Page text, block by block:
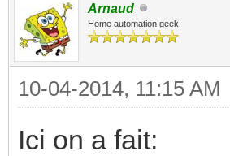
Arnaud
Home automation geek
10-04-2014, 11:15 AM
Ici on a fait: